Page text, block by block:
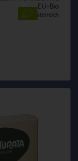
EU-Bio
Österreich